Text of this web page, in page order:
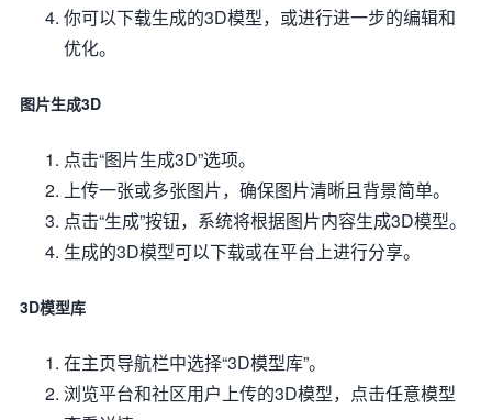
你可以下载生成的3D模型，或进行进一步的编辑和
优化。
图片生成3D
点击“图片生成3D”选项。
上传一张或多张图片，确保图片清晰且背景简单。
点击“生成”按钮，系统将根据图片内容生成3D模型。
生成的3D模型可以下载或在平台上进行分享。
3D模型库
在主页导航栏中选择“3D模型库”。
浏览平台和社区用户上传的3D模型，点击任意模型